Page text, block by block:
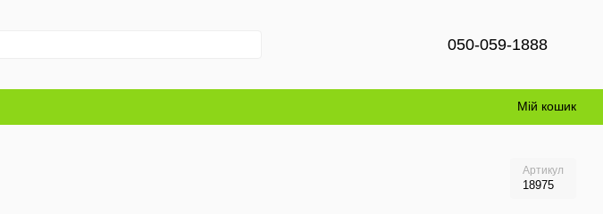
050-059-1888
Мій кошик
Артикул
18975